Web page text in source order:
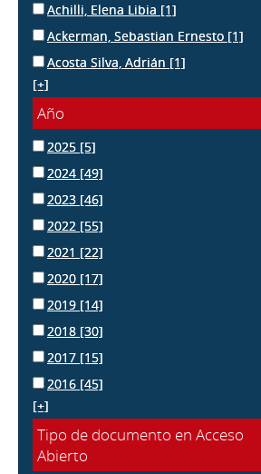
Achilli, Elena Libia [1]
Ackerman, Sebastian Ernesto [1]
Acosta Silva, Adrián [1]
[+]
Año
2025 [5]
2024 [49]
2023 [46]
2022 [55]
2021 [22]
2020 [17]
2019 [14]
2018 [30]
2017 [15]
2016 [45]
[+]
Tipo de documento en Acceso
Abierto